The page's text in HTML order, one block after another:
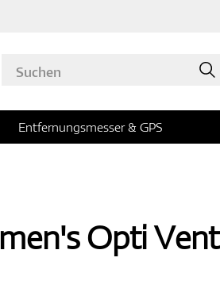
Entfernungsmesser & GPS
Opti Vent